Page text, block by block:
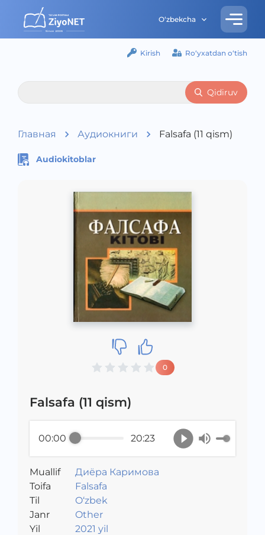
O‘zbekcha
Kirish Ro‘yxatdan o‘tish
Qidiruv
Главная Аудиокниги Falsafa (11 qism)
Audiokitoblar
0
Falsafa (11 qism)
00:00 20:23
Muallif
Диёра Каримова
Toifa
Falsafa
Til
O‘zbek
Janr
Other
Yil
2021 yil